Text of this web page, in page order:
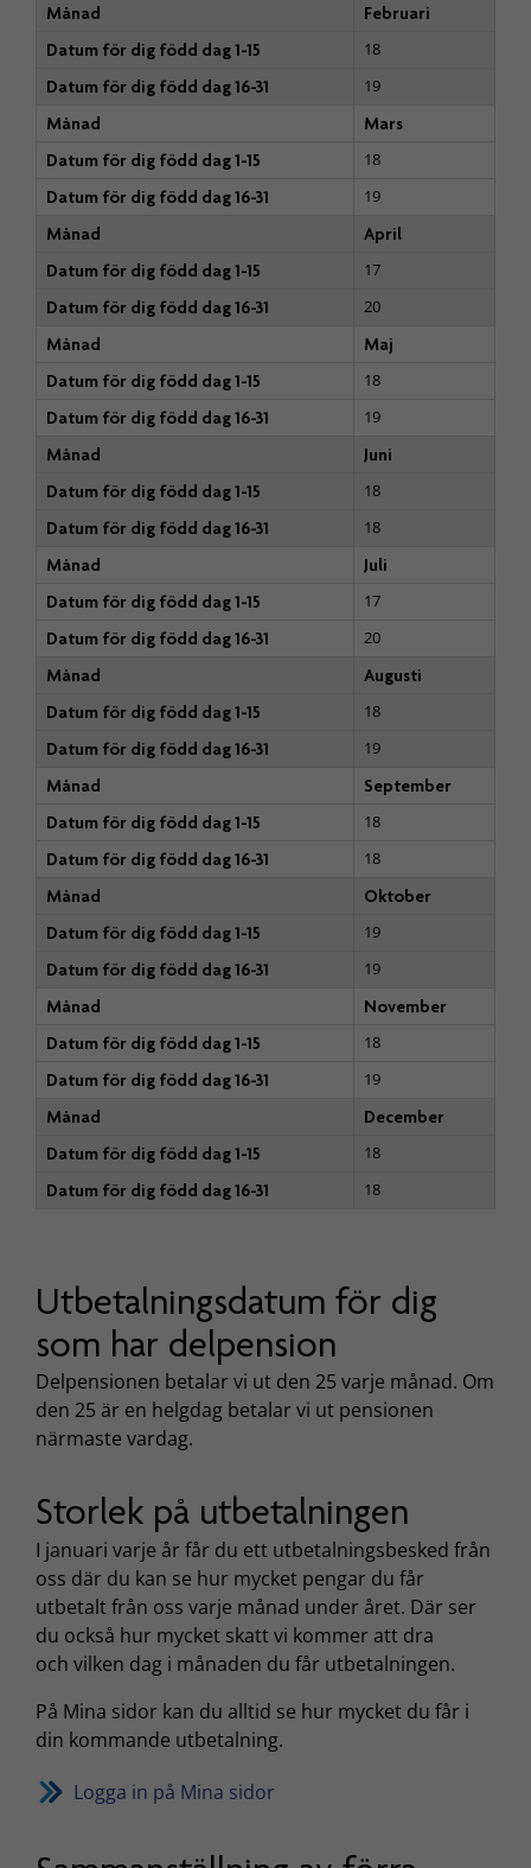
Månad
Februari
Datum för dig född dag 1-15
18
Datum för dig född dag 16-31
19
Månad
Mars
Datum för dig född dag 1-15
18
Datum för dig född dag 16-31
19
Månad
April
Datum för dig född dag 1-15
17
Datum för dig född dag 16-31
20
Månad
Maj
Datum för dig född dag 1-15
18
Datum för dig född dag 16-31
19
Månad
Juni
Datum för dig född dag 1-15
18
Datum för dig född dag 16-31
18
Månad
Juli
Datum för dig född dag 1-15
17
Datum för dig född dag 16-31
20
Månad
Augusti
Datum för dig född dag 1-15
18
Datum för dig född dag 16-31
19
Månad
September
Datum för dig född dag 1-15
18
Datum för dig född dag 16-31
18
Månad
Oktober
Datum för dig född dag 1-15
19
Datum för dig född dag 16-31
19
Månad
November
Datum för dig född dag 1-15
18
Datum för dig född dag 16-31
19
Månad
December
Datum för dig född dag 1-15
18
Datum för dig född dag 16-31
18
Utbetalningsdatum för dig
som har delpension
Delpensionen betalar vi ut den 25 varje månad. Om
den 25 är en helgdag betalar vi ut pensionen
närmaste vardag.
Storlek på utbetalningen
I januari varje år får du ett utbetalningsbesked från
oss där du kan se hur mycket pengar du får
utbetalt från oss varje månad under året. Där ser
du också hur mycket skatt vi kommer att dra
och vilken dag i månaden du får utbetalningen.
På Mina sidor kan du alltid se hur mycket du får i
din kommande utbetalning.
Logga in på Mina sidor